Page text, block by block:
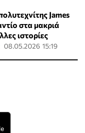
James
στα μακριά
ιστορίες
08.05.2026 15:19